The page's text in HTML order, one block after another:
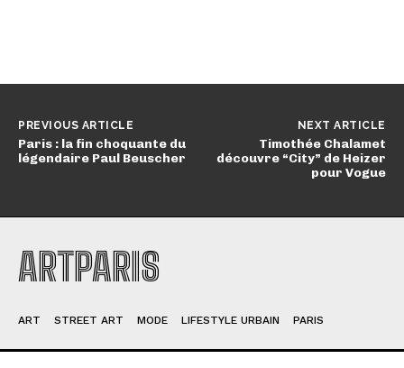
PREVIOUS ARTICLE
Paris : la fin choquante du
légendaire Paul Beuscher
NEXT ARTICLE
Timothée Chalamet
découvre “City” de Heizer
pour Vogue
ARTPARIS
ART STREET ART MODE LIFESTYLE URBAIN PARIS